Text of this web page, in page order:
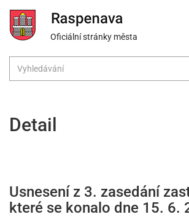
Oficiální stránky města
Detail
Usnesení z 3. zasedání
které se konalo dne 15. 6.